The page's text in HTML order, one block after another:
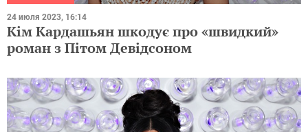
24 июля 2023, 16:14
Кім Кардашьян шкодує про «швидкий»
роман з Пітом Девідсоном